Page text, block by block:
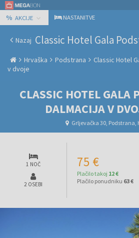
% AKCIJE NASTANITVE
Nazaj
Hrvaška Podstrana
Classic Hotel
v dvoje
CLASSIC HOTEL GALA
DALMACIJA V
Grljevačka 30, Podstrana,
1 NOČ
2 OSEBI
75 €
Plačilo takoj 12 €
Plačilo ponudniku 63 €